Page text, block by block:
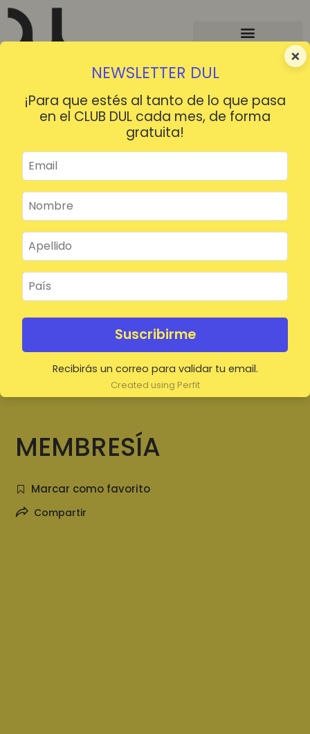
×
NEWSLETTER DUL
¡Para que estés al tanto de lo que pasa
en el CLUB DUL cada mes, de forma
gratuita!
Suscribirme
Recibirás un correo para validar tu email.
Created using Perfit
MEMBRESÍA
Marcar como favorito
Compartir